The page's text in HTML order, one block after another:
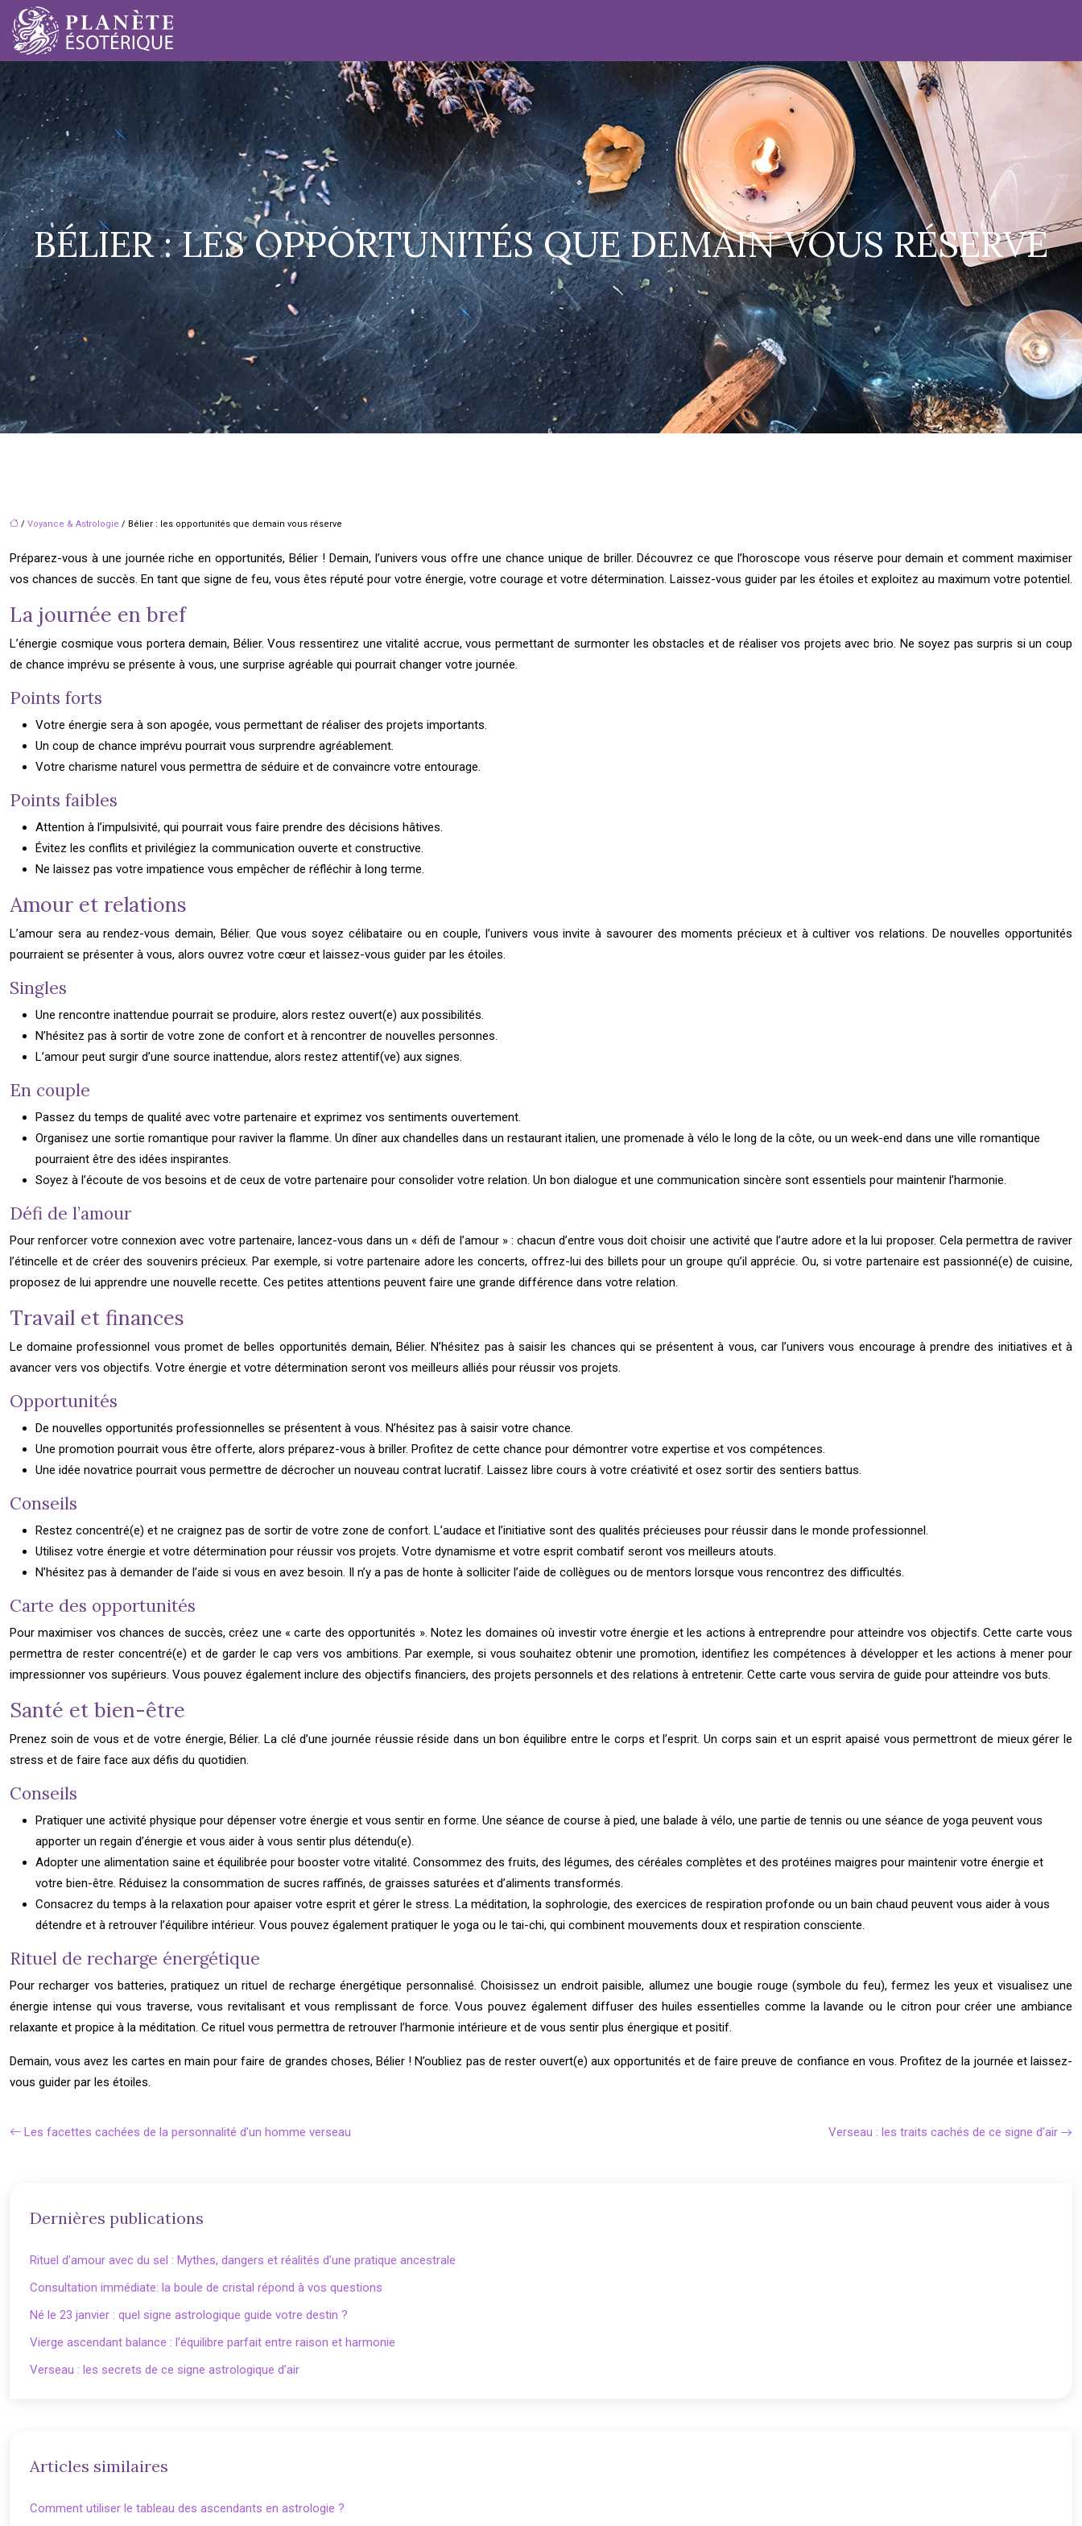
BÉLIER : LES OPPORTUNITÉS QUE DEMAIN VOUS RÉSERVE
/ Voyance & Astrologie / Bélier : les opportunités que demain vous réserve
Préparez-vous à une journée riche en opportunités, Bélier ! Demain, l’univers vous offre une chance unique de briller. Découvrez ce que l’horoscope vous réserve pour demain et comment maximiser
vos chances de succès. En tant que signe de feu, vous êtes réputé pour votre énergie, votre courage et votre détermination. Laissez-vous guider par les étoiles et exploitez au maximum votre potentiel.
La journée en bref
L’énergie cosmique vous portera demain, Bélier. Vous ressentirez une vitalité accrue, vous permettant de surmonter les obstacles et de réaliser vos projets avec brio. Ne soyez pas surpris si un coup
de chance imprévu se présente à vous, une surprise agréable qui pourrait changer votre journée.
Points forts
Votre énergie sera à son apogée, vous permettant de réaliser des projets importants.
Un coup de chance imprévu pourrait vous surprendre agréablement.
Votre charisme naturel vous permettra de séduire et de convaincre votre entourage.
Points faibles
Attention à l’impulsivité, qui pourrait vous faire prendre des décisions hâtives.
Évitez les conflits et privilégiez la communication ouverte et constructive.
Ne laissez pas votre impatience vous empêcher de réfléchir à long terme.
Amour et relations
L’amour sera au rendez-vous demain, Bélier. Que vous soyez célibataire ou en couple, l’univers vous invite à savourer des moments précieux et à cultiver vos relations. De nouvelles opportunités
pourraient se présenter à vous, alors ouvrez votre cœur et laissez-vous guider par les étoiles.
Singles
Une rencontre inattendue pourrait se produire, alors restez ouvert(e) aux possibilités.
N’hésitez pas à sortir de votre zone de confort et à rencontrer de nouvelles personnes.
L’amour peut surgir d’une source inattendue, alors restez attentif(ve) aux signes.
En couple
Passez du temps de qualité avec votre partenaire et exprimez vos sentiments ouvertement.
Organisez une sortie romantique pour raviver la flamme. Un dîner aux chandelles dans un restaurant italien, une promenade à vélo le long de la côte, ou un week-end dans une ville romantique
pourraient être des idées inspirantes.
Soyez à l’écoute de vos besoins et de ceux de votre partenaire pour consolider votre relation. Un bon dialogue et une communication sincère sont essentiels pour maintenir l’harmonie.
Défi de l’amour
Pour renforcer votre connexion avec votre partenaire, lancez-vous dans un « défi de l’amour » : chacun d’entre vous doit choisir une activité que l’autre adore et la lui proposer. Cela permettra de raviver
l’étincelle et de créer des souvenirs précieux. Par exemple, si votre partenaire adore les concerts, offrez-lui des billets pour un groupe qu’il apprécie. Ou, si votre partenaire est passionné(e) de cuisine,
proposez de lui apprendre une nouvelle recette. Ces petites attentions peuvent faire une grande différence dans votre relation.
Travail et finances
Le domaine professionnel vous promet de belles opportunités demain, Bélier. N’hésitez pas à saisir les chances qui se présentent à vous, car l’univers vous encourage à prendre des initiatives et à
avancer vers vos objectifs. Votre énergie et votre détermination seront vos meilleurs alliés pour réussir vos projets.
Opportunités
De nouvelles opportunités professionnelles se présentent à vous. N’hésitez pas à saisir votre chance.
Une promotion pourrait vous être offerte, alors préparez-vous à briller. Profitez de cette chance pour démontrer votre expertise et vos compétences.
Une idée novatrice pourrait vous permettre de décrocher un nouveau contrat lucratif. Laissez libre cours à votre créativité et osez sortir des sentiers battus.
Conseils
Restez concentré(e) et ne craignez pas de sortir de votre zone de confort. L’audace et l’initiative sont des qualités précieuses pour réussir dans le monde professionnel.
Utilisez votre énergie et votre détermination pour réussir vos projets. Votre dynamisme et votre esprit combatif seront vos meilleurs atouts.
N’hésitez pas à demander de l’aide si vous en avez besoin. Il n’y a pas de honte à solliciter l’aide de collègues ou de mentors lorsque vous rencontrez des difficultés.
Carte des opportunités
Pour maximiser vos chances de succès, créez une « carte des opportunités ». Notez les domaines où investir votre énergie et les actions à entreprendre pour atteindre vos objectifs. Cette carte vous
permettra de rester concentré(e) et de garder le cap vers vos ambitions. Par exemple, si vous souhaitez obtenir une promotion, identifiez les compétences à développer et les actions à mener pour
impressionner vos supérieurs. Vous pouvez également inclure des objectifs financiers, des projets personnels et des relations à entretenir. Cette carte vous servira de guide pour atteindre vos buts.
Santé et bien-être
Prenez soin de vous et de votre énergie, Bélier. La clé d’une journée réussie réside dans un bon équilibre entre le corps et l’esprit. Un corps sain et un esprit apaisé vous permettront de mieux gérer le
stress et de faire face aux défis du quotidien.
Conseils
Pratiquer une activité physique pour dépenser votre énergie et vous sentir en forme. Une séance de course à pied, une balade à vélo, une partie de tennis ou une séance de yoga peuvent vous
apporter un regain d’énergie et vous aider à vous sentir plus détendu(e).
Adopter une alimentation saine et équilibrée pour booster votre vitalité. Consommez des fruits, des légumes, des céréales complètes et des protéines maigres pour maintenir votre énergie et
votre bien-être. Réduisez la consommation de sucres raffinés, de graisses saturées et d’aliments transformés.
Consacrez du temps à la relaxation pour apaiser votre esprit et gérer le stress. La méditation, la sophrologie, des exercices de respiration profonde ou un bain chaud peuvent vous aider à vous
détendre et à retrouver l’équilibre intérieur. Vous pouvez également pratiquer le yoga ou le tai-chi, qui combinent mouvements doux et respiration consciente.
Rituel de recharge énergétique
Pour recharger vos batteries, pratiquez un rituel de recharge énergétique personnalisé. Choisissez un endroit paisible, allumez une bougie rouge (symbole du feu), fermez les yeux et visualisez une
énergie intense qui vous traverse, vous revitalisant et vous remplissant de force. Vous pouvez également diffuser des huiles essentielles comme la lavande ou le citron pour créer une ambiance
relaxante et propice à la méditation. Ce rituel vous permettra de retrouver l’harmonie intérieure et de vous sentir plus énergique et positif.
Demain, vous avez les cartes en main pour faire de grandes choses, Bélier ! N’oubliez pas de rester ouvert(e) aux opportunités et de faire preuve de confiance en vous. Profitez de la journée et laissez-
vous guider par les étoiles.
Les facettes cachées de la personnalité d’un homme verseau Verseau : les traits cachés de ce signe d’air
Dernières publications
Rituel d’amour avec du sel : Mythes, dangers et réalités d’une pratique ancestrale
Consultation immédiate: la boule de cristal répond à vos questions
Né le 23 janvier : quel signe astrologique guide votre destin ?
Vierge ascendant balance : l’équilibre parfait entre raison et harmonie
Verseau : les secrets de ce signe astrologique d’air
Articles similaires
Comment utiliser le tableau des ascendants en astrologie ?